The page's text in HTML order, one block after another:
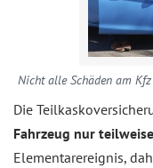
Nicht alle Schäden am
Die
Fahrzeug nur teilweise
Elementarereignis,